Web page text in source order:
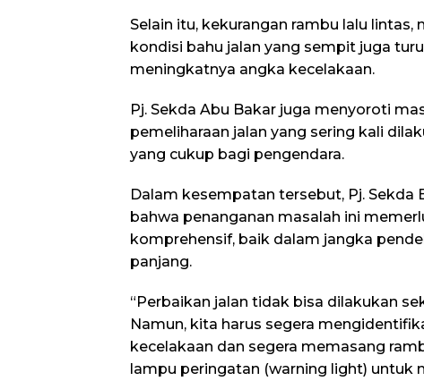
Selain itu, kekurangan rambu lalu lintas,
kondisi bahu jalan yang sempit juga
meningkatnya angka kecelakaan.
Pj. Sekda Abu Bakar juga menyoroti
pemeliharaan jalan yang sering kali
yang cukup bagi pengendara.
Dalam kesempatan tersebut, Pj. Sekda
bahwa penanganan masalah ini
komprehensif, baik dalam jangka
panjang.
“Perbaikan jalan tidak bisa dilakukan
Namun, kita harus segera
kecelakaan dan segera memasang
lampu peringatan (warning light) untuk